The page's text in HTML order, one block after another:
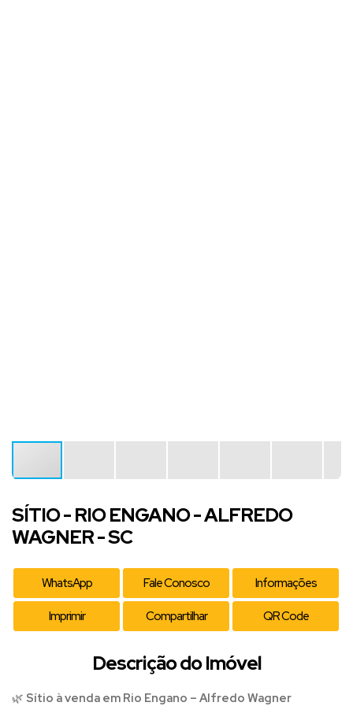
SÍTIO - RIO ENGANO - ALFREDO
WAGNER - SC
WhatsApp Fale Conosco Informações
Imprimir Compartilhar QR Code
Descrição do Imóvel
🌿 Sítio à venda em Rio Engano – Alfredo Wagner